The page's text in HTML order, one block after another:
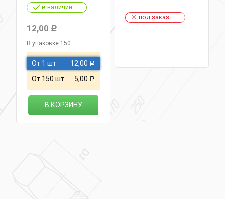
в наличии
12,00 Р
В упаковке 150
От 1 шт 12,00 Р
От 150 шт 5,00 Р
В КОРЗИНУ
под заказ